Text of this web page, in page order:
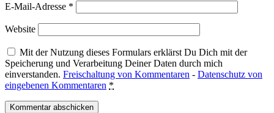
E-Mail-Adresse *
Website
Mit der Nutzung dieses Formulars erklärst Du Dich mit der
Speicherung und Verarbeitung Deiner Daten durch mich
einverstanden. Freischaltung von Kommentaren - Datenschutz von
eingebenen Kommentaren *